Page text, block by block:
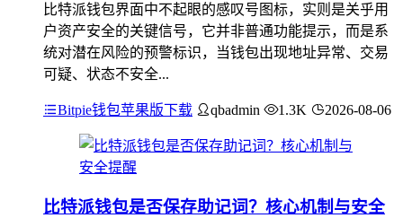
比特派钱包界面中不起眼的感叹号图标，实则是关乎用
户资产安全的关键信号，它并非普通功能提示，而是系
统对潜在风险的预警标识，当钱包出现地址异常、交易
可疑、状态不安全...
Bitpie钱包苹果版下载 qbadmin 1.3K 2026-08-06
比特派钱包是否保存助记词？核心机制与安全